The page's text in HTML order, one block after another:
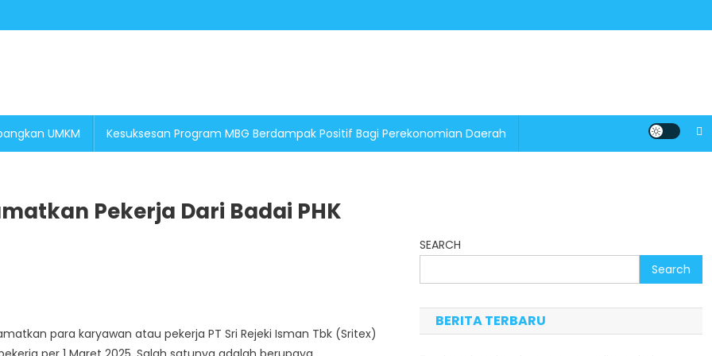
UMKM Kesuksesan Program MBG Berdampak Positif Bagi Perekonomian Daerah
Pekerja Dari Badai PHK
para karyawan atau pekerja PT Sri Rejeki Isman Tbk (Sritex)
SEARCH
Search
BERITA TERBARU